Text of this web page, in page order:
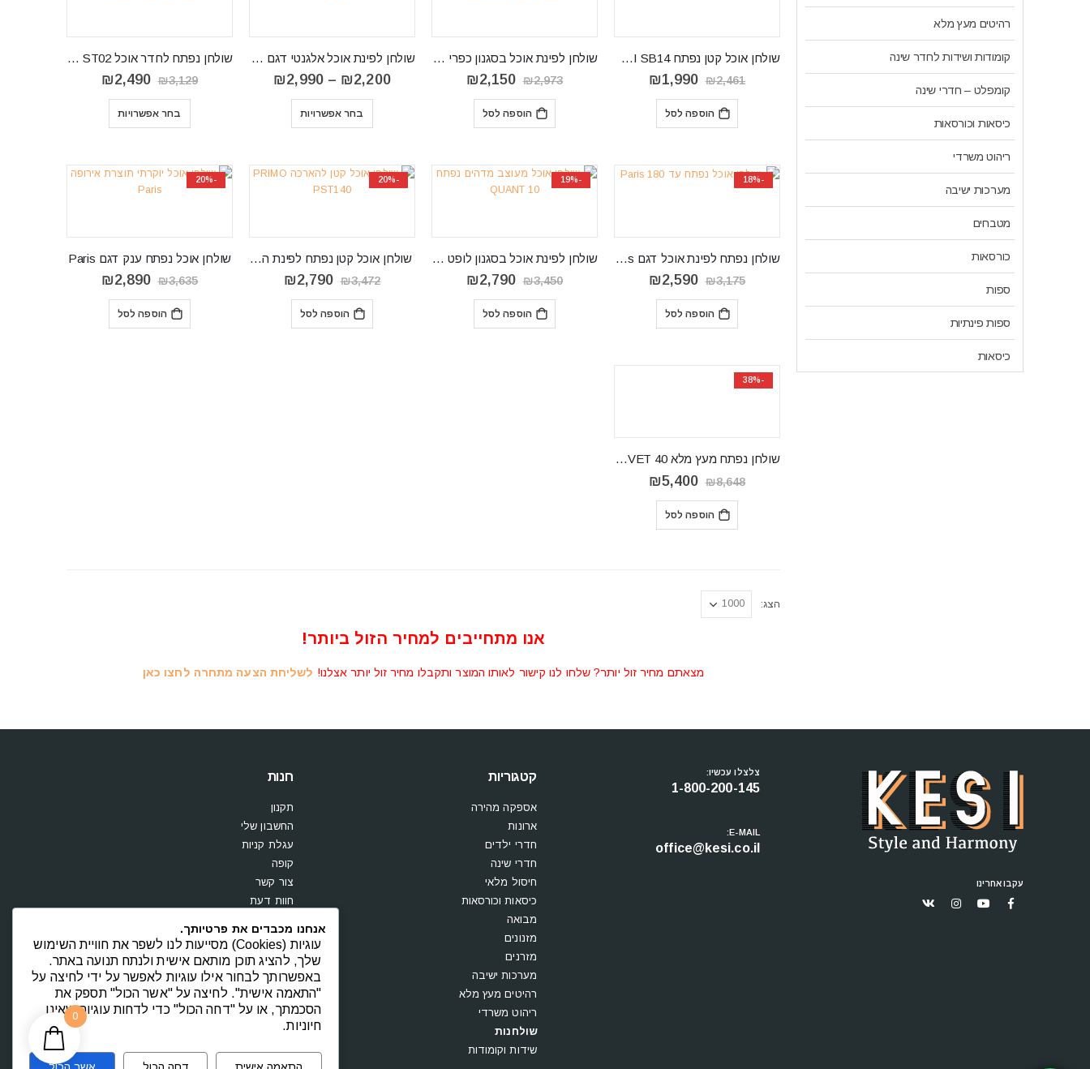
שולחן אוכל קטן נפתח SNOBI SB14
₪2,461
המחיר
היה:
₪2,461.
₪1,990
הוספה לסל
שולחן לפינת אוכל בסגנון כפרי דגם DORIAN DN12
₪2,973
המחיר
היה:
₪2,973.
₪2,150
הוספה לסל
שולחן לפינת אוכל אלגנטי דגם TES 09
₪2,200
–
₪2,990
טווח
בחר אפשרויות
שולחן נפתח לחדר אוכל KRIS-VERO ST02
₪3,129
המחיר
היה:
₪3,129.
₪2,490
בחר אפשרויות
-18%
שולחן נפתח לפינת אוכל דגם Paris
₪3,175
המחיר
היה:
₪3,175.
₪2,590
הוספה לסל
-19%
שולחן לפינת אוכל בסגנון לופט דגם QUANT 10
₪3,450
המחיר
היה:
₪3,450.
₪2,790
הוספה לסל
-20%
‏ שולחן אוכל קטן נפתח לפינת האוכל PRIMO PST140
₪3,472
המחיר
היה:
₪3,472.
₪2,790
הוספה לסל
-20%
שולחן אוכל נפתח ענק דגם Paris
₪3,635
המחיר
היה:
₪3,635.
₪2,890
הוספה לסל
-38%
שולחן נפתח מעץ מלא VELVET 40
₪8,648
המחיר
היה:
₪8,648.
₪5,400
הוספה לסל
הצג:
אנו מתחייבים למחיר הזול ביותר!
מצאתם מחיר זול יותר? שלחו לנו קישור לאותו המוצר ותקבלו מחיר זול יותר אצלנו! לשליחת הצעה מתחרה לחצו כאן
רהיטים מעץ מלא
קומודות ושידות לחדר שינה
קומפלט – חדרי שינה
כיסאות וכורסאות
ריהוט משרדי
מערכות ישיבה
מטבחים
כורסאות
ספות
ספות פינתיות
כיסאות
עקבו אחרינו
צלצלו עכשיו:
1-800-200-145
E-MAIL:
office@kesi.co.il
קטגוריות
אספקה מהירה
ארונות
חדרי ילדים
חדרי שינה
חיסול מלאי
כיסאות וכורסאות
מבואה
מזנונים
מזרנים
מערכות ישיבה
רהיטים מעץ מלא
ריהוט משרדי
שולחנות
שידות וקומודות
חנות
תקנון
החשבון שלי
עגלת קניות
קופה
צור קשר
חוות דעת
אנחנו מכבדים את פרטיותך.
עוגיות (Cookies) מסייעות לנו לשפר את חוויית השימוש
שלך, להציג תוכן מותאם אישית ולנתח תנועה באתר.
באפשרותך לבחור אילו עוגיות לאפשר על ידי לחיצה על
"התאמה אישית". לחיצה על "אשר הכול" תספק את
הסכמתך, או על "דחה הכול" כדי לדחות עוגיות שאינן
חיוניות.
התאמה אישית דחה הכול אשר הכול
0